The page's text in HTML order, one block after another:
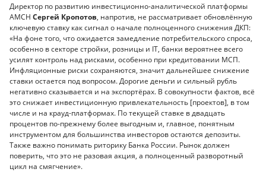
Директор по развитию инвестиционно-аналитической платформы
AMCH Сергей Кропотов, напротив, не рассматривает обновлённую
ключевую ставку как сигнал о начале полноценного снижения ДКП:
«На фоне того, что ожидается замедление потребительского спроса,
особенно в секторе стройки, розницы и IT, банки вероятнее всего
усилят контроль над рисками, особенно при кредитовании МСП.
Инфляционные риски сохраняются, значит дальнейшее снижение
ставки остается под вопросом. Дорогие деньги и сильный рубль
негативно сказывается и на экспортёрах. В совокупности фактов, всё
это снижает инвестиционную привлекательность [проектов], в том
числе и на крауд-платформах. По текущей ставке в двадцать
процентов по-прежнему более выгодным и, главное, понятным
инструментом для большинства инвесторов остаются депозиты.
Также важно понимать риторику Банка России. Рынок должен
поверить, что это не разовая акция, а полноценный разворотный
цикл на смягчение».